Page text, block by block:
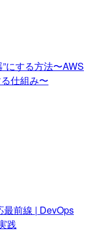
にする方法〜AWS
仕組み〜
最前線 | DevOps
践